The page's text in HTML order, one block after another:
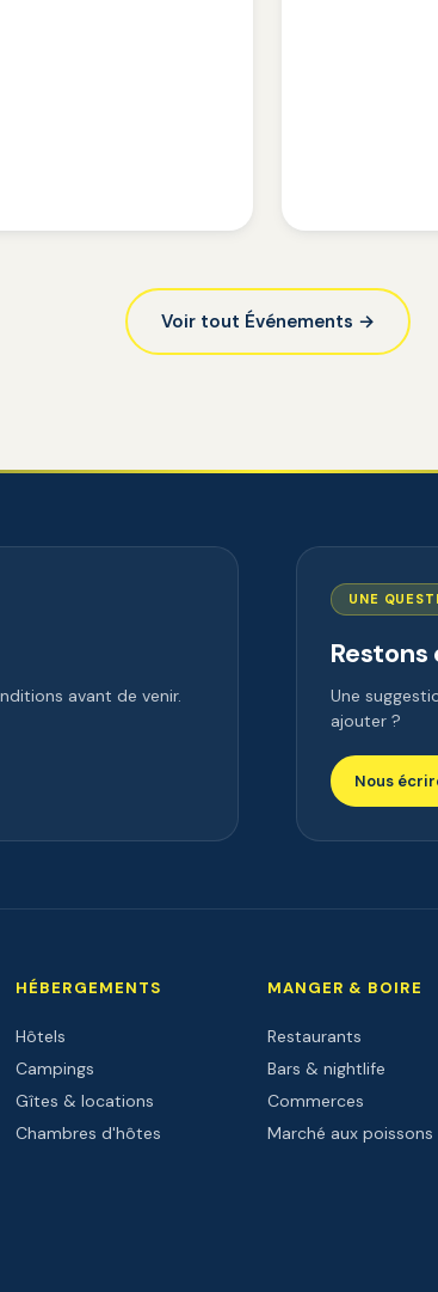
Voir tout Événements →
avant de venir.
UNE
Une
ajouter ?
Nous
HÉBERGEMENTS
Hôtels
Campings
Gîtes & locations
Chambres d'hôtes
MANGER & BOIRE
Restaurants
Bars & nightlife
Commerces
Marché aux poissons